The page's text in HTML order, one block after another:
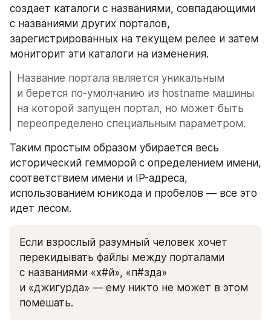
создает каталоги с названиями, совпадающими
с названиями других порталов,
зарегистрированных на текущем релее и затем
мониторит эти каталоги на изменения.
Название портала является уникальным
и берется по-умолчанию из hostname машины
на которой запущен портал, но может быть
переопределено специальным параметром.
Таким простым образом убирается весь
исторический гемморой с определением имени,
соответствием имени и IP-адреса,
использованием юникода и пробелов — все это
идет лесом.
Если взрослый разумный человек хочет
перекидывать файлы между порталами
с названиями «х#й», «п#зда»
и «джигурда» — ему никто не может в этом
помешать.